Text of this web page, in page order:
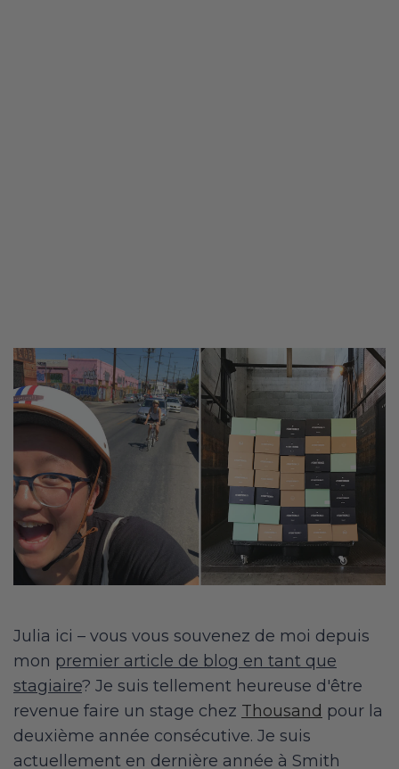
Julia ici – vous vous souvenez de moi depuis
mon premier article de blog en tant que
stagiaire? Je suis tellement heureuse d'être
revenue faire un stage chez Thousand pour la
deuxième année consécutive. Je suis
actuellement en dernière année à Smith